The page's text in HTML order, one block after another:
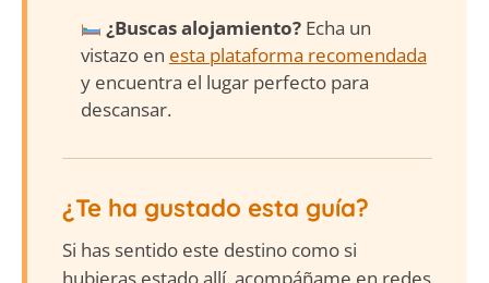
¿Buscas alojamiento?Echa un
vistazo en esta plataforma recomendada
y encuentra el lugar perfecto para
descansar.
¿Te ha gustado esta guía?
Si has sentido este destino como si